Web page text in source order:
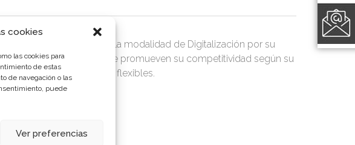
cookies
las cookies para
de estas
de navegación o las
puede
Ver preferencias
ha recibido el premio en la modalidad de Digitalización por su
y digitalización que promueven su competitividad según su
más escalables y flexibles.